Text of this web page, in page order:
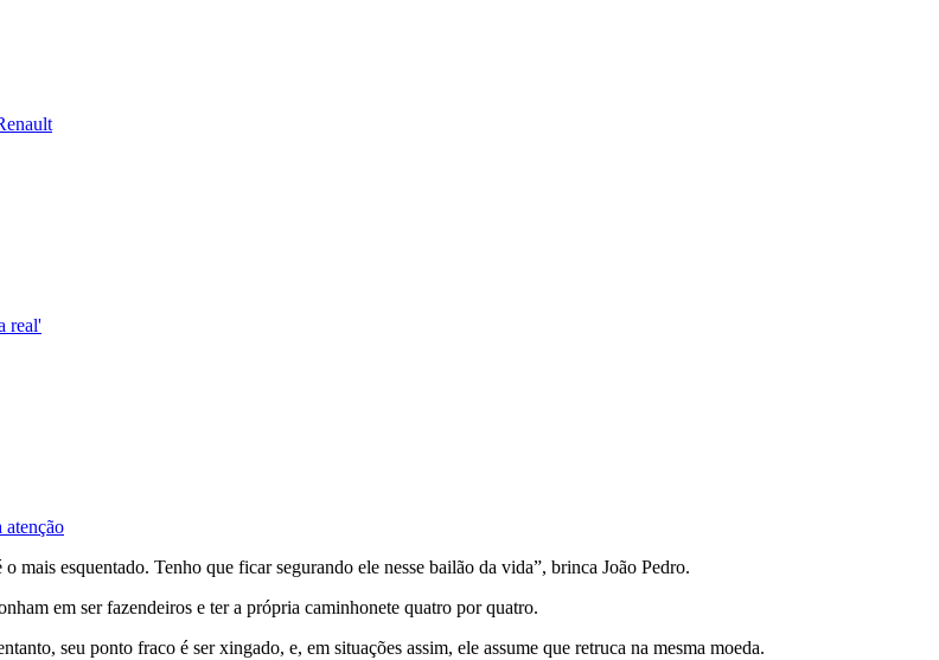
real'
atenção
esquentado. Tenho que ficar segurando ele nesse bailão da vida”, brinca João Pedro.
em ser fazendeiros e ter a própria caminhonete quatro por quatro.
seu ponto fraco é ser xingado, e, em situações assim, ele assume que retruca na mesma moeda.